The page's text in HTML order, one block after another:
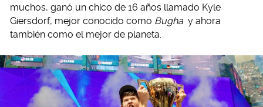
muchos, ganó un chico de 16 años llamado Kyle
Giersdorf, mejor conocido como Bugha y ahora
también como el mejor de planeta.